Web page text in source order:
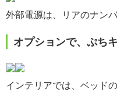
外部電源は、リアのナン
オプションで、ぷち
インテリアでは、ベッド